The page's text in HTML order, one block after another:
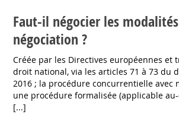
Faut-il négocier les
négociation ?
Créée par les Directives européennes et
droit national, via les articles 71 à 73 du
2016 ; la procédure concurrentielle avec
une procédure formalisée (applicable
[...]